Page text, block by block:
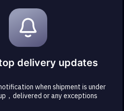
delivery updates
when shipment is under
，delivered or any exceptions